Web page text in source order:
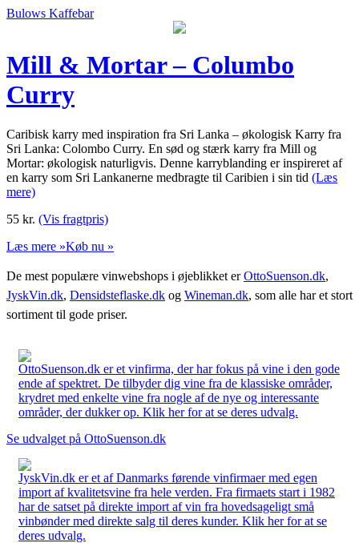
Bulows Kaffebar
Mill & Mortar – Columbo
Curry
Caribisk karry med inspiration fra Sri Lanka – økologisk Karry fra
Sri Lanka: Colombo Curry. En sød og stærk karry fra Mill og
Mortar: økologisk naturligvis. Denne karryblanding er inspireret af
en karry som Sri Lankanerne medbragte til Caribien i sin tid (Læs
mere)
55 kr. (Vis fragtpris)
Læs mere »Køb nu »
De mest populære vinwebshops i øjeblikket erOttoSuenson.dk,
JyskVin.dk, Densidsteflaske.dk og Wineman.dk, som alle har et stort
sortiment til gode priser.
OttoSuenson.dk er et vinfirma, der har fokus på vine i den gode
ende af spektret. De tilbyder dig vine fra de klassiske områder,
krydret med enkelte vine fra nogle af de nye og interessante
områder, der dukker op. Klik her for at se deres udvalg.
Se udvalget på OttoSuenson.dk
JyskVin.dk er et af Danmarks førende vinfirmaer med egen
import af kvalitetsvine fra hele verden. Fra firmaets start i 1982
har de satset på direkte import af vin fra hovedsageligt små
vinbønder med direkte salg til deres kunder. Klik her for at se
deres udvalg.